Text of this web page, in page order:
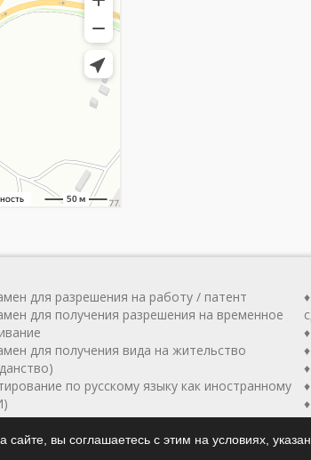
для разрешения на работу / патент
для получения разрешения на временное
для получения вида на жительство
по русскому языку как иностранному
по русскому языку как иностранному,
вы соглашаетесь с этим на условиях,